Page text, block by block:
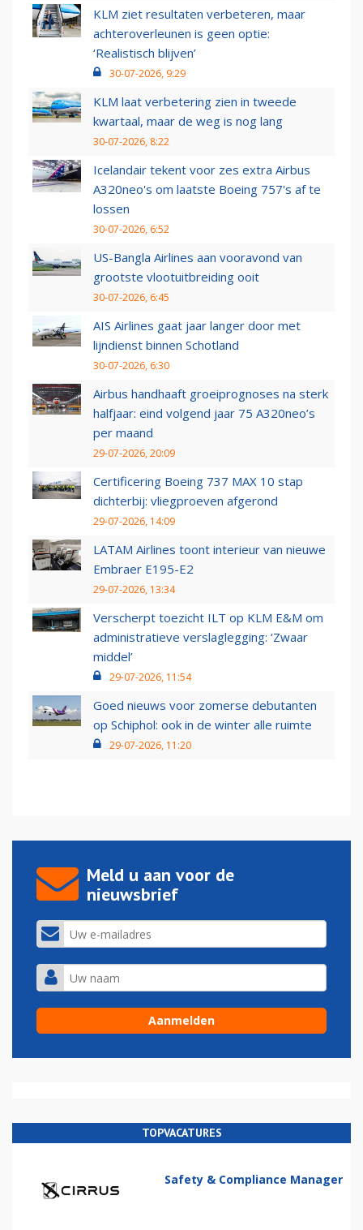
KLM ziet resultaten verbeteren, maar
achteroverleunen is geen optie:
‘Realistisch blijven’
30-07-2026, 9:29
KLM laat verbetering zien in tweede
kwartaal, maar de weg is nog lang
30-07-2026, 8:22
Icelandair tekent voor zes extra Airbus
A320neo's om laatste Boeing 757's af te
lossen
30-07-2026, 6:52
US-Bangla Airlines aan vooravond van
grootste vlootuitbreiding ooit
30-07-2026, 6:45
AIS Airlines gaat jaar langer door met
lijndienst binnen Schotland
30-07-2026, 6:30
Airbus handhaaft groeiprognoses na sterk
halfjaar: eind volgend jaar 75 A320neo’s
per maand
29-07-2026, 20:09
Certificering Boeing 737 MAX 10 stap
dichterbij: vliegproeven afgerond
29-07-2026, 14:09
LATAM Airlines toont interieur van nieuwe
Embraer E195-E2
29-07-2026, 13:34
Verscherpt toezicht ILT op KLM E&M om
administratieve verslaglegging: ‘Zwaar
middel’
29-07-2026, 11:54
Goed nieuws voor zomerse debutanten
op Schiphol: ook in de winter alle ruimte
29-07-2026, 11:20
Meld u aan voor de
nieuwsbrief
TOPVACATURES
Safety & Compliance Manager